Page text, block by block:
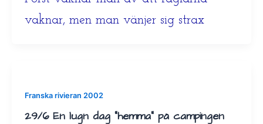
vaknar, men man vänjer sig strax
Franska rivieran 2002
29/6 En lugn dag ”hemma” på campingen